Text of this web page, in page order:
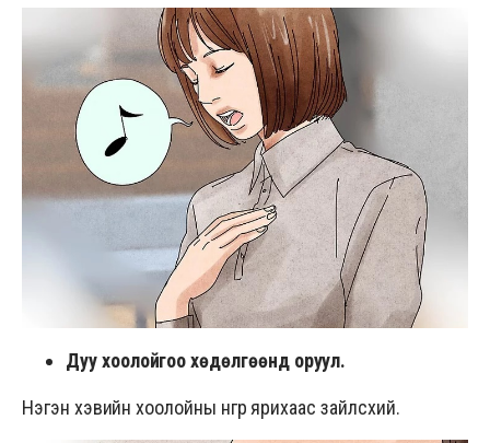
Дуу хоолойгоо хөдөлгөөнд оруул.
Нэгэн хэвийн хоолойны өнгөөр ярихаас зайлсхий.